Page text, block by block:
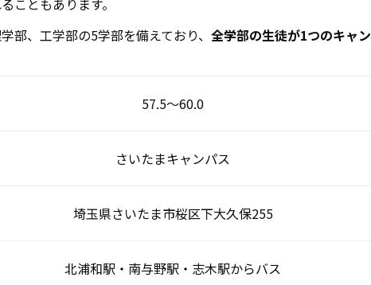
こともあります。
部、工学部の5学部を備えており、 全学部の生徒が1つのキャン
57.5～60.0
さいたまキャンパス
埼玉県さいたま市桜区下大久保255
北浦和駅・南与野駅・志木駅からバス